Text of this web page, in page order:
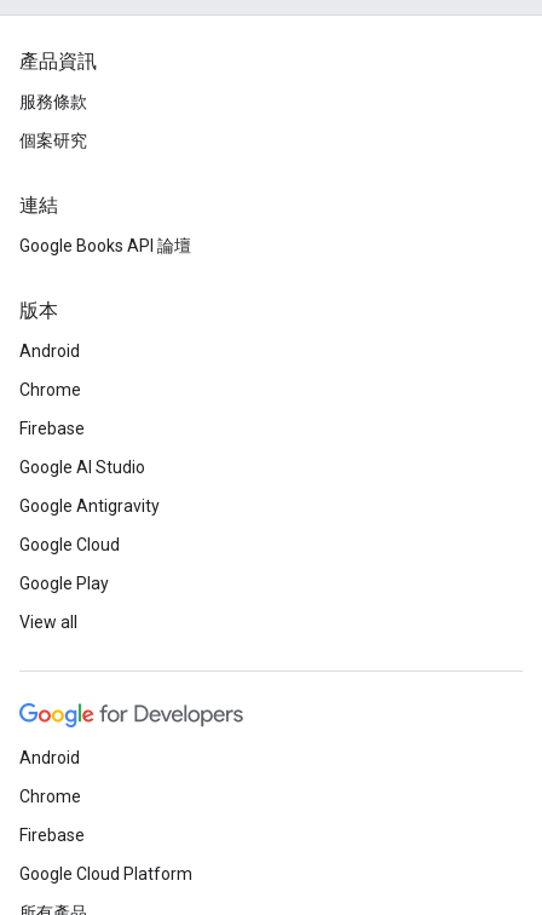
產品資訊
服務條款
個案研究
連結
Google Books API 論壇
版本
Android
Chrome
Firebase
Google AI Studio
Google Antigravity
Google Cloud
Google Play
View all
Android
Chrome
Firebase
Google Cloud Platform